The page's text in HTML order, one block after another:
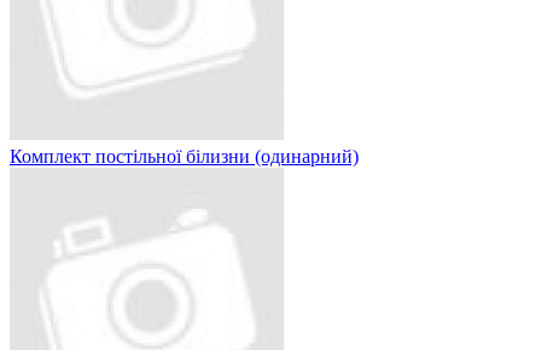
Комплект постільної білизни (одинарний)